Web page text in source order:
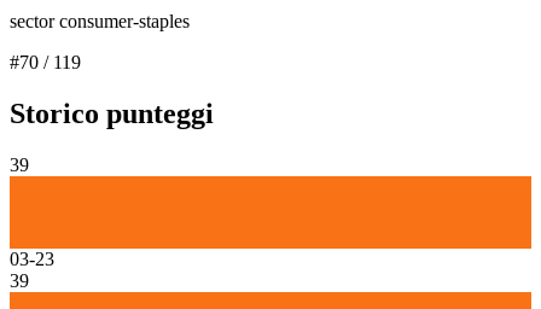
sector consumer-staples
#70 / 119
Storico punteggi
39
03-23
39